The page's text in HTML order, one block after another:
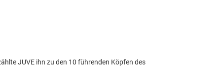
JUVE ihn zu den 10 führenden Köpfen des